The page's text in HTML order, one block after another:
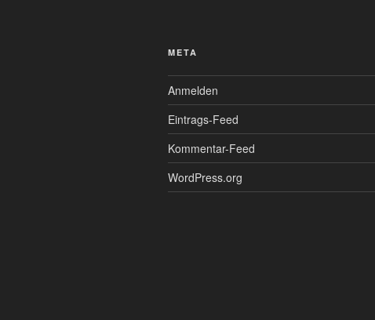
META
Anmelden
Eintrags-Feed
Kommentar-Feed
WordPress.org